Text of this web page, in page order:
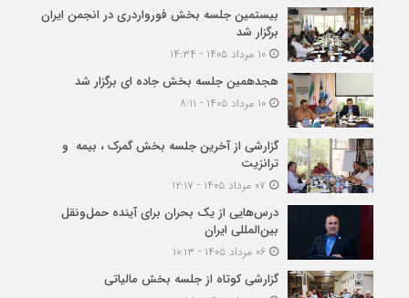
بیستمین جلسه بخش فورواردری در انجمن ایران
برگزار شد
۱۰ مرداد ۱۴۰۵ - ۱۴:۳۴
هجدهمین جلسه بخش جاده ای برگزار شد
۱۰ مرداد ۱۴۰۵ - ۸:۱۱
گزارشی از آخرین جلسه بخش گمرک ، بیمه و
ترانزیت
درس‌هایی از یک بحران برای آینده حمل‌ونقل
بین‌المللی ایران
گزارشی کوتاه از جلسه بخش مالیاتی